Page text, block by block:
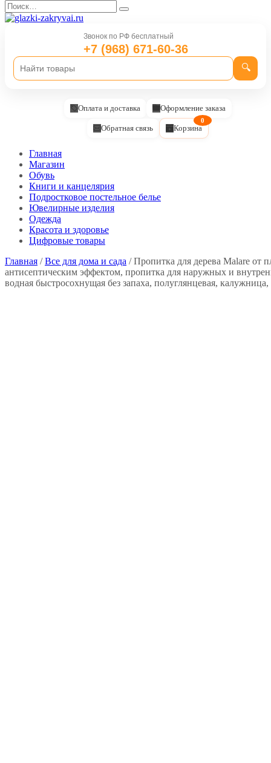
Перейти
к
содержанию
Search
for:
Звонок по РФ бесплатный
+7 (968) 671-60-36
🔍
Оплата и доставка Оформление заказа
Обратная связь Корзина
0
Главная
Магазин
Обувь
Книги и канцелярия
Подростковое постельное белье
Ювелирные изделия
Одежда
Красота и здоровье
Цифровые товары
Главная /Все для дома и сада / Пропитка для дерева Malare от
антисептическим эффектом, пропитка для наружных и
водная быстросохнущая без запаха, полуглянцевая, калужница,